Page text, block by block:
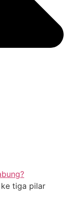
tiga pilar